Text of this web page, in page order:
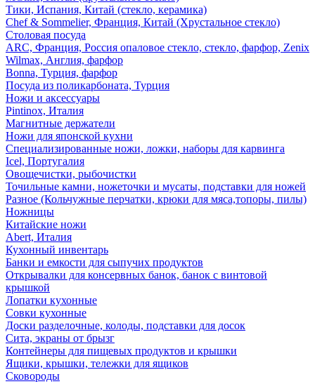
Тики, Испания, Китай (стекло, керамика)
Chef & Sommelier, Франция, Китай (Хрустальное стекло)
Столовая посуда
ARC, Франция, Россия опаловое стекло, стекло, фарфор, Zenix
Wilmax, Англия, фарфор
Bonna, Турция, фарфор
Посуда из поликарбоната, Турция
Ножи и аксессуары
Pintinox, Италия
Магнитные держатели
Ножи для японской кухни
Специализированные ножи, ложки, наборы для карвинга
Icel, Португалия
Овощечистки, рыбочистки
Точильные камни, ножеточки и мусаты, подставки для ножей
Разное (Кольчужные перчатки, крюки для мяса,топоры, пилы)
Ножницы
Китайские ножи
Abert, Италия
Кухонный инвентарь
Банки и емкости для сыпучих продуктов
Открывалки для консервных банок, банок с винтовой
крышкой
Лопатки кухонные
Совки кухонные
Доски разделочные, колоды, подставки для досок
Сита, экраны от брызг
Контейнеры для пищевых продуктов и крышки
Ящики, крышки, тележки для ящиков
Сковороды